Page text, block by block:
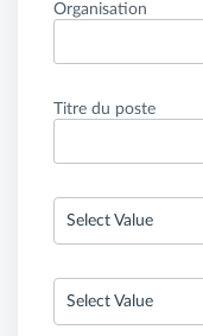
Organisation
Titre du poste
Select Value
Select Value